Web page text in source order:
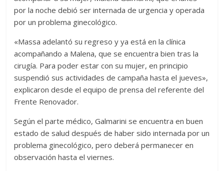
por la noche debió ser internada de urgencia y operada
por un problema ginecológico.
«Massa adelantó su regreso y ya está en la clínica
acompañando a Malena, que se encuentra bien tras la
cirugía. Para poder estar con su mujer, en principio
suspendió sus actividades de campaña hasta el jueves»,
explicaron desde el equipo de prensa del referente del
Frente Renovador.
Según el parte médico, Galmarini se encuentra en buen
estado de salud después de haber sido internada por un
problema ginecológico, pero deberá permanecer en
observación hasta el viernes.